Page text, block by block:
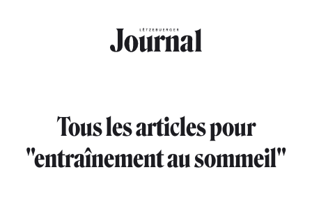
Tous les articles pour
"entraînement au sommeil"